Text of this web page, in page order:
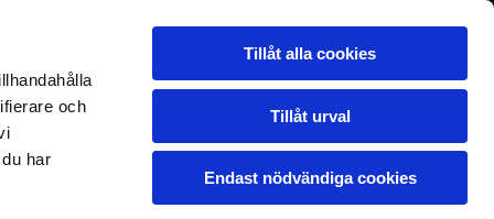
och
har
Tillåt alla cookies
Tillåt urval
Endast nödvändiga cookies
Om oss
KONTAKTA OSS